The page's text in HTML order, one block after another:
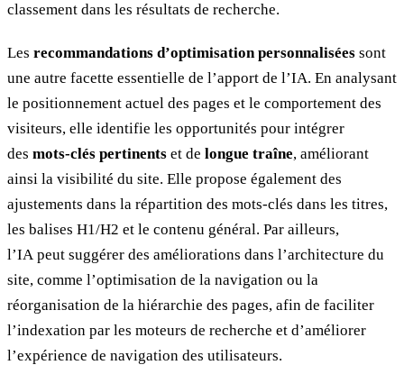
classement dans les résultats de recherche.
Les recommandations d’optimisation personnalisées sont
une autre facette essentielle de l’apport de l’IA. En analysant
le positionnement actuel des pages et le comportement des
visiteurs, elle identifie les opportunités pour intégrer
des mots-clés pertinents et de longue traîne, améliorant
ainsi la visibilité du site. Elle propose également des
ajustements dans la répartition des mots-clés dans les titres,
les balises H1/H2 et le contenu général. Par ailleurs,
l’IA peut suggérer des améliorations dans l’architecture du
site, comme l’optimisation de la navigation ou la
réorganisation de la hiérarchie des pages, afin de faciliter
l’indexation par les moteurs de recherche et d’améliorer
l’expérience de navigation des utilisateurs.